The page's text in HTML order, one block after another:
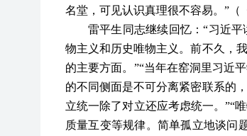
名堂，可见认识真理很不容易。”（
雷平生同志继续回忆：“习近
物主义和历史唯物主义。前不久，
的主要方面。”“当年在窑洞里习近
的不同侧面是不可分离紧密联系的
立统一除了对立还应考虑统一。”“
质量互变等规律。简单孤立地谈问